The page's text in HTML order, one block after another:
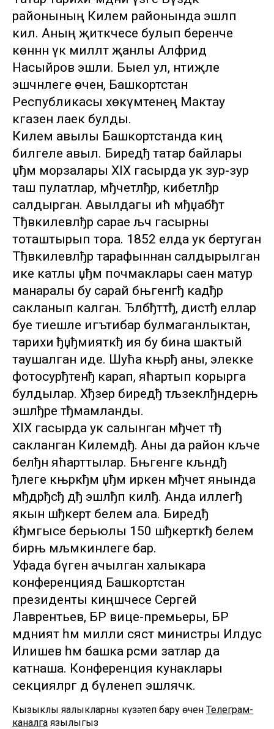
районының Килем районында эшләп
килә. Аның җитәкчесе булып беренче
көннән үк милләт җанлы Алфрид
Насыйров эшли. Быел ул, нәтиҗәле
эшчәнлеге өчен, Башкортстан
Республикасы хөкүмәтенең Мактау
кәгазенә лаек булды.
Килем авылы Башкортстанда киң
билгеле авыл. Биредђ татар байлары
џђм морзалары XIX гасырда ук зур-зур
таш пулатлар, мђчетлђр, кибетлђр
салдырган. Авылдагы ић мђџабђт
Тђвкилевлђр сарае љч гасырны
тоташтырып тора. 1852 елда ук бертуган
Тђвкилевлђр тарафыннан салдырылган
ике катлы џђм почмаклары саен матур
манаралы бу сарай бњгенгђ кадђр
сакланып калган. Ђлбђттђ, дистђ еллар
буе тиешле игътибар булмаганлыктан,
тарихи ђџђмияткђ ия бу бина шактый
таушалган иде. Шућа књрђ аны, элекке
фотосурђтенђ карап, яћартып корырга
булдылар. Хђзер биредђ тљзеклђндерњ
эшлђре тђмамланды.
XIX гасырда ук салынган мђчет тђ
сакланган Килемдђ. Аны да район кљче
белђн яћарттылар. Бњгенге кљндђ
ђлеге књркђм џђм иркен мђчет янында
мђдрђсђ дђ эшлђп килђ. Анда иллегђ
якын шђкерт белем ала. Биредђ
ќђмгысе берьюлы 150 шђкерткђ белем
бирњ мљмкинлеге бар.
Уфада бүген ачылган халыкара
конференциядә Башкортстан
президенты киңәшчесе Сергей
Лаврентьев, БР вице-премьеры, БР
мәдәният һәм милли сәясәт министры Илдус
Илишев һәм башка рәсми затлар да
катнаша. Конференция кунаклары
секцияләргә дә бүленеп эшләячәк.
Кызыклы яңалыкларны күзәтеп бару өчен Телеграм-
каналга язылыгыз